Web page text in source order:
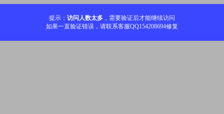
提示： 访问人数太多 ，需要验证后才能继续访问
如果一直验证错误，请联系客服QQ154208694修复